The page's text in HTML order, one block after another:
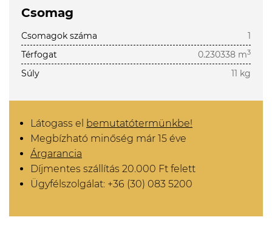
Csomag
Csomagok száma
1
Térfogat
0.230338 m3
Súly 11 kg
Látogass el bemutatótermünkbe!
Megbízható minőség már 15 éve
Árgarancia
Díjmentes szállítás 20.000 Ft felett
Ügyfélszolgálat: +36 (30) 083 5200